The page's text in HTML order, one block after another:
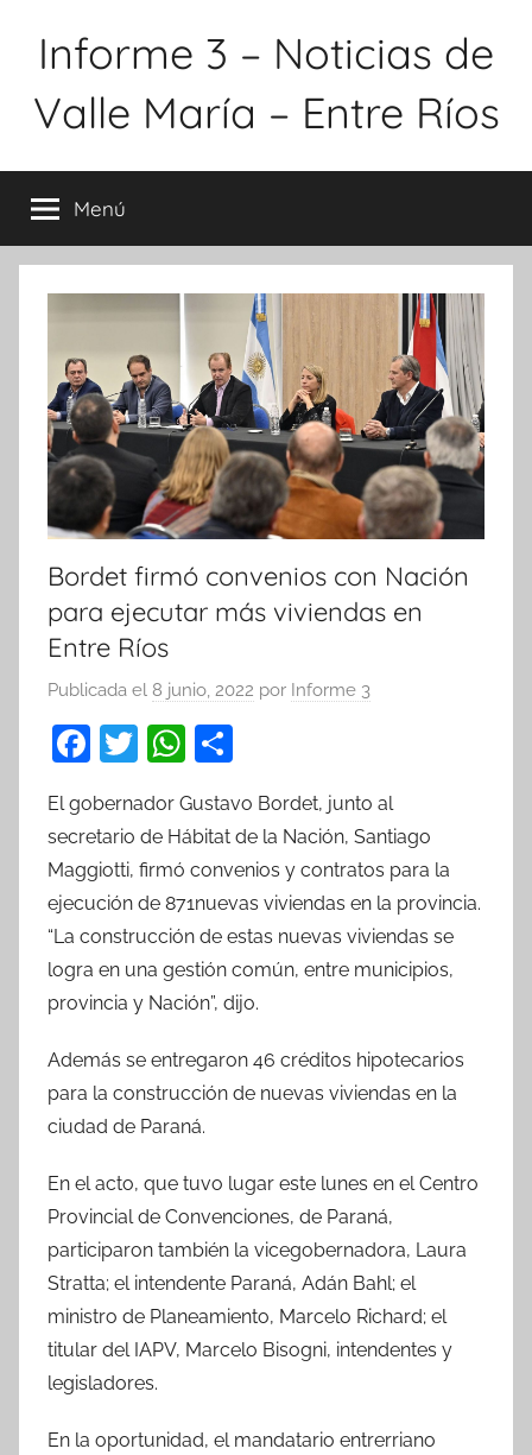
Informe 3 – Noticias de
Valle María – Entre Ríos
Menú
Bordet firmó convenios con Nación
para ejecutar más viviendas en
Entre Ríos
Publicada el 8 junio, 2022 por Informe 3
F
c
e
b
o
o
k
T
itt
er
W
at
s
A
p
p
m
p
ar
tir
El gobernador Gustavo Bordet, junto al
secretario de Hábitat de la Nación, Santiago
Maggiotti, firmó convenios y contratos para la
ejecución de 871nuevas viviendas en la provincia.
“La construcción de estas nuevas viviendas se
logra en una gestión común, entre municipios,
provincia y Nación”, dijo.
Además se entregaron 46 créditos hipotecarios
para la construcción de nuevas viviendas en la
ciudad de Paraná.
En el acto, que tuvo lugar este lunes en el Centro
Provincial de Convenciones, de Paraná,
participaron también la vicegobernadora, Laura
Stratta; el intendente Paraná, Adán Bahl; el
ministro de Planeamiento, Marcelo Richard; el
titular del IAPV, Marcelo Bisogni, intendentes y
legisladores.
En la oportunidad, el mandatario entrerriano